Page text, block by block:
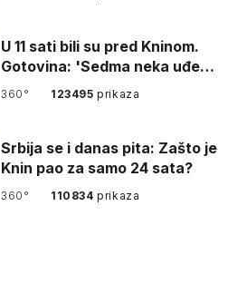
U 11 sati bili su pred Kninom.
Gotovina: 'Sedma neka uđe,
4. gardijska neka g…
360° 123495prikaza
Srbija se i danas pita: Zašto je
Knin pao za samo 24 sata?
360° 110834prikaza